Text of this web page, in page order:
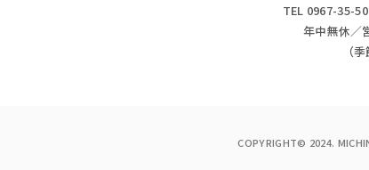
TEL 0967-35-
年中無休／
（
COPYRIGHT© 2024.